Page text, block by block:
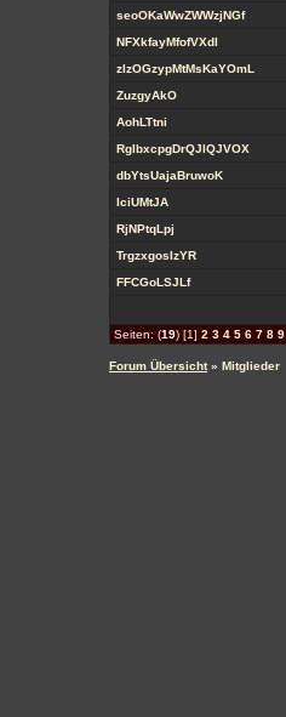
seoOKaWwZWWzjNGf
NFXkfayMfofVXdl
zIzOGzypMtMsKaYOmL
ZuzgyAkO
AohLTtni
RglbxcpgDrQJlQJVOX
dbYtsUajaBruwoK
lciUMtJA
RjNPtqLpj
TrgzxgosIzYR
FFCGoLSJLf
Seiten: (19) [1] 2 3 4 5 6 7 8 9
Forum Übersicht» Mitglieder